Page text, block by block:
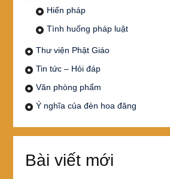
Hiến pháp
Tình huống pháp luật
Thư viện Phật Giáo
Tin tức – Hỏi đáp
Văn phòng phẩm
Ý nghĩa của đèn hoa đăng
Bài viết mới